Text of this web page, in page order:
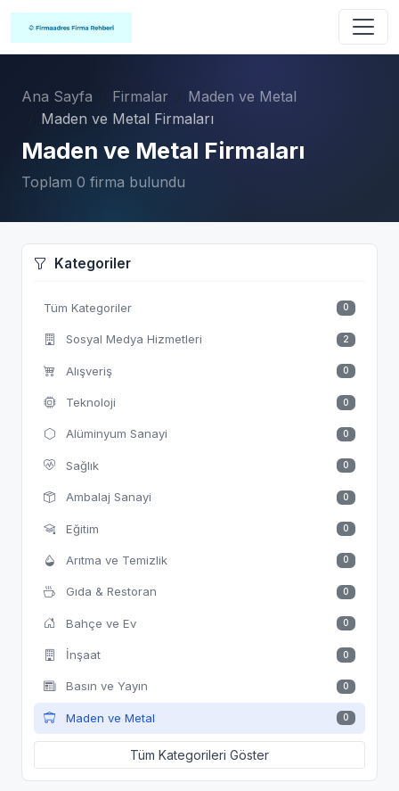
Ana Sayfa Firmalar
Maden ve Metal
Maden ve Metal Firmaları
Maden ve Metal Firmaları
Toplam 0 firma bulundu
Kategoriler
Tüm Kategoriler 0
Sosyal Medya Hizmetleri 2
Alışveriş 0
Teknoloji 0
Alüminyum Sanayi 0
Sağlık 0
Ambalaj Sanayi 0
Eğitim 0
Arıtma ve Temizlik 0
Gıda & Restoran 0
Bahçe ve Ev 0
İnşaat 0
Basın ve Yayın 0
Maden ve Metal 0
Tüm Kategorileri Göster